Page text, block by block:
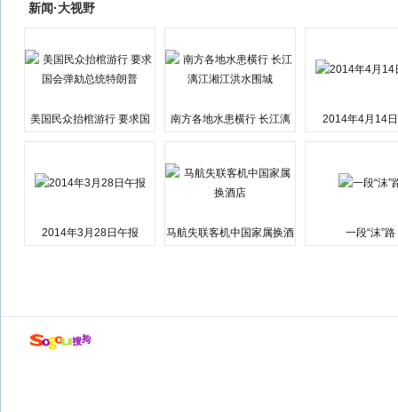
新闻·大视野
美国民众抬棺游行 要求国
南方各地水患横行 长江漓
2014年4月14
2014年3月28日午报
马航失联客机中国家属换酒
一段“沫”路